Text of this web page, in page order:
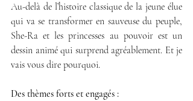
Au-delà de l’histoire classique de la jeune élue
qui va se transformer en sauveuse du peuple,
She-Ra et les princesses au pouvoir est un
dessin animé qui surprend agréablement. Et je
vais vous dire pourquoi.
Des thèmes forts et engagés :